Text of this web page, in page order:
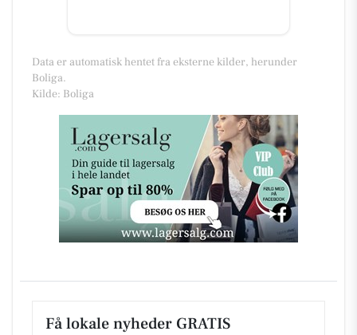
Data er automatisk hentet fra eksterne kilder, herunder
Boliga.
Kilde: Boliga
Få lokale nyheder GRATIS